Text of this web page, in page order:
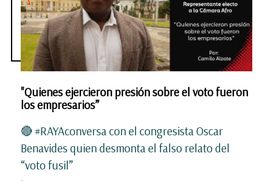
"Quienes ejercieron presión sobre el voto fueron
los empresarios”
🔴 #RAYAconversa con el congresista Oscar
Benavides quien desmonta el falso relato del
“voto fusil”